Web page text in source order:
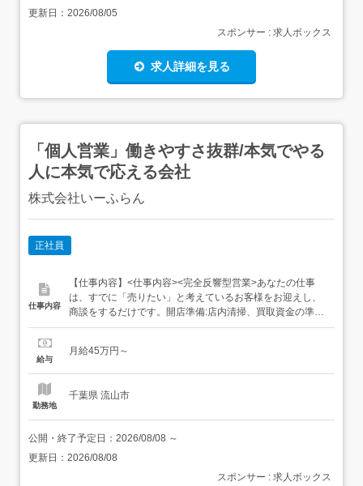
更新日： 2026/08/05
スポンサー : 求人ボックス
求人詳細を見る
「個人営業」働きやすさ抜群/本気でやる
人に本気で応える会社
株式会社いーふらん
正社員
仕事内容
【仕事内容】<仕事内容><完全反響型営業>あなたの仕事
は、すでに「売りたい」と考えているお客様をお迎えし、
商談をするだけです。開店準備:店内清掃、買取資金の準備
など接客・査定:1日6～7組ほどのお客様の対応買取・成約:
商品の発送など集客や、商談のアポイント取得は本社が行
給与
月給45万円～
勤務地
千葉県 流山市
公開・終了予定日： 2026/08/08 ～
更新日： 2026/08/08
スポンサー : 求人ボックス